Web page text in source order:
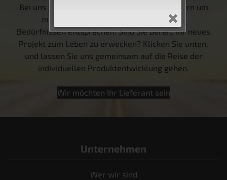
Bei uns geht es nicht nur um Produkte, sondern um
maßgeschneiderte Lösungen, die Ihren
Bedürfnissen entsprechen. Sind Sie bereit, Ihr neues
Projekt zum Leben zu erwecken? Klicken Sie unten,
und lassen Sie uns gemeinsam auf die Reise der
individuellen Produktentwicklung gehen.
Wir möchten Ihr Lieferant sein
Unternehmen
Wer wir sind